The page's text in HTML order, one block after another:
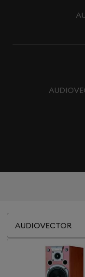
AUDIOVECTOR